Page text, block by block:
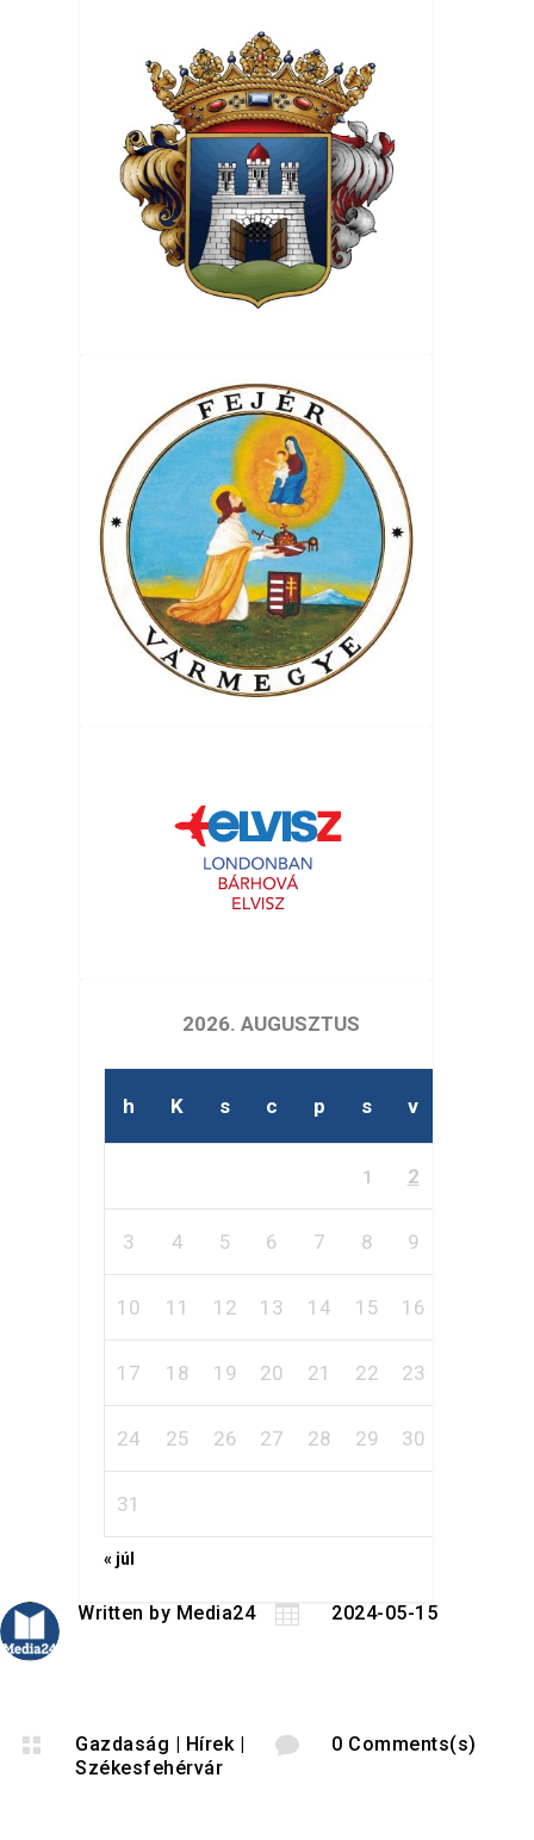
2026. AUGUSZTUS
h K s c p s v
1 2
3 4 5 6 7 8 9
10 11 12 13 14 15 16
17 18 19 20 21 22 23
24 25 26 27 28 29 30
31
« júl
Written by Media24  2024-05-15
 Gazdaság | Hírek |
Székesfehérvár
 0 Comments(s)